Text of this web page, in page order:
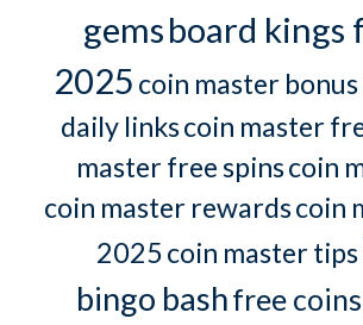
gemsboard kings
2025 coin master bonus
daily linkscoin master
master free spinscoin
coin master rewardscoin
2025coin master tips
bingo bashfree